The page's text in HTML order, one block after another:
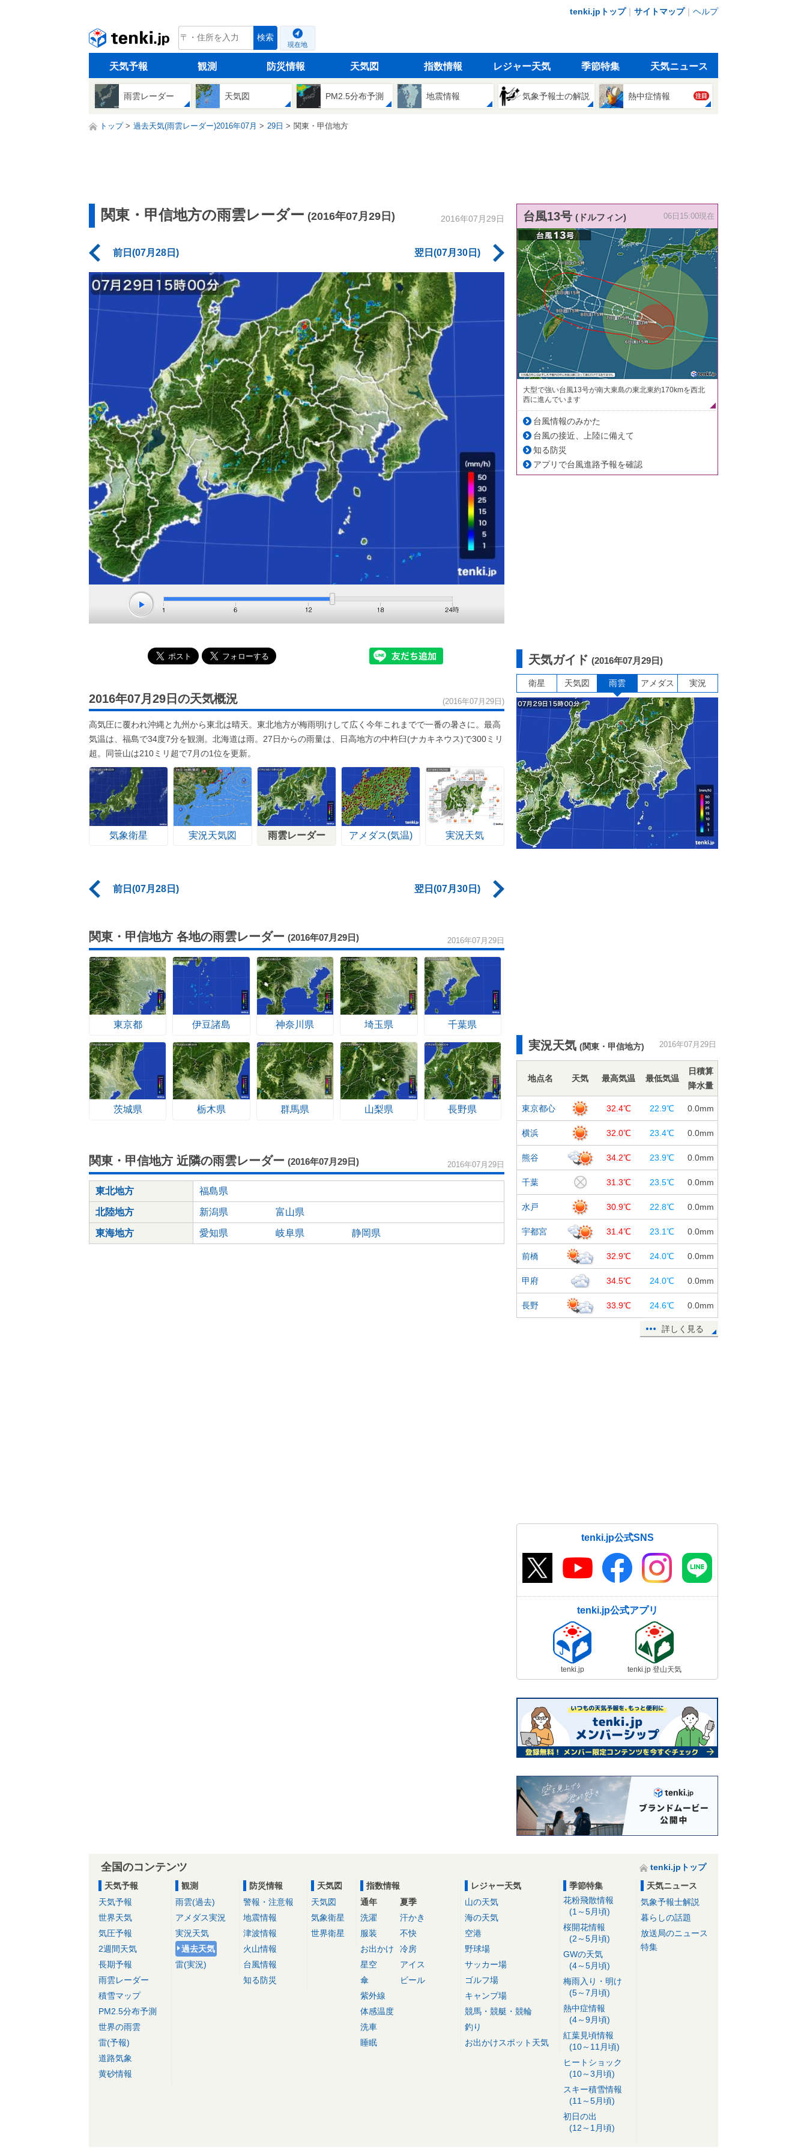
tenki.jpトップ｜ サイトマップ｜ ヘルプ
tenki.jp 検索
現在地
天気予報 観測 防災情報 天気図 指数情報 レジャー天気 季節特集 天気ニュース
雨雲レーダー 天気図 PM2.5分布予測 地震情報 気象予報士の解説 熱中症情報 注目
トップ 過去天気(雨雲レーダー)2016年07月 29日 関東・甲信地方
関東・甲信地方の雨雲レーダー (2016年07月29日) 2016年07月29日
前日(07月28日) 翌日(07月30日)
2016年07月29日の天気概況 (2016年07月29日)
高気圧に覆われ沖縄と九州から東北は晴天。東北地方が梅雨明けして広く今年これまでで一番の暑さに。最高
気温は、福島で34度7分を観測。北海道は雨。27日からの雨量は、日高地方の中杵臼(ナカキネウス)で300ミリ
超。同笹山は210ミリ超で7月の1位を更新。
気象衛星 実況天気図 雨雲レーダー アメダス(気温) 実況天気
前日(07月28日) 翌日(07月30日)
関東・甲信地方 各地の雨雲レーダー (2016年07月29日) 2016年07月29日
東京都 伊豆諸島 神奈川県 埼玉県 千葉県
茨城県 栃木県 群馬県 山梨県 長野県
関東・甲信地方 近隣の雨雲レーダー (2016年07月29日) 2016年07月29日
東北地方 福島県
北陸地方 新潟県 富山県
東海地方 愛知県 岐阜県 静岡県
台風13号 (ドルフィン) 06日15:00現在
大型で強い台風13号が南大東島の東北東約170kmを西北
西に進んでいます
台風情報のみかた
台風の接近、上陸に備えて
知る防災
アプリで台風進路予報を確認
天気ガイド (2016年07月29日)
衛星 天気図 雨雲 アメダス 実況
実況天気 (関東・甲信地方) 2016年07月29日
地点名 天気 最高気温 最低気温
日積算
降水量
東京都心 32.4℃ 22.9℃ 0.0mm
横浜 32.0℃ 23.4℃ 0.0mm
熊谷 34.2℃ 23.9℃ 0.0mm
千葉 31.3℃ 23.5℃ 0.0mm
水戸 30.9℃ 22.8℃ 0.0mm
宇都宮 31.4℃ 23.1℃ 0.0mm
前橋 32.9℃ 24.0℃ 0.0mm
甲府 34.5℃ 24.0℃ 0.0mm
長野 33.9℃ 24.6℃ 0.0mm
詳しく見る
tenki.jp公式SNS
tenki.jp公式アプリ
tenki.jp tenki.jp 登山天気
全国のコンテンツ
tenki.jpトップ
天気予報
天気予報
世界天気
気圧予報
2週間天気
長期予報
雨雲レーダー
積雪マップ
PM2.5分布予測
世界の雨雲
雷(予報)
道路気象
黄砂情報
観測
雨雲(過去)
アメダス実況
実況天気
過去天気
雷(実況)
防災情報
警報・注意報
地震情報
津波情報
火山情報
台風情報
知る防災
天気図
天気図
気象衛星
世界衛星
指数情報
通年
洗濯
服装
お出かけ
星空
傘
紫外線
体感温度
洗車
睡眠
夏季
汗かき
不快
冷房
アイス
ビール
レジャー天気
山の天気
海の天気
空港
野球場
サッカー場
ゴルフ場
キャンプ場
競馬・競艇・競輪
釣り
お出かけスポット天気
季節特集
花粉飛散情報
(1～5月頃)
桜開花情報
(2～5月頃)
GWの天気
(4～5月頃)
梅雨入り・明け
(5～7月頃)
熱中症情報
(4～9月頃)
紅葉見頃情報
(10～11月頃)
ヒートショック
(10～3月頃)
スキー積雪情報
(11～5月頃)
初日の出
(12～1月頃)
天気ニュース
気象予報士解説
暮らしの話題
放送局のニュース
特集